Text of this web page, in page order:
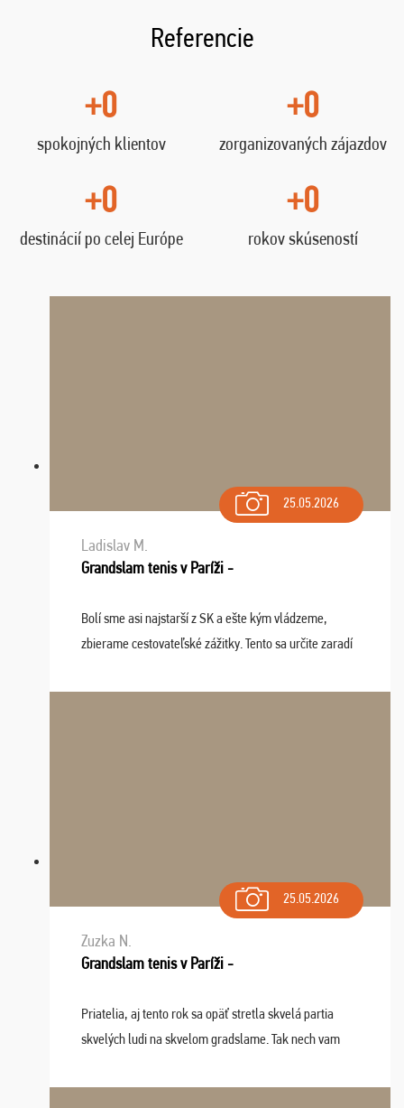
Referencie
+0
spokojných klientov
+0
zorganizovaných zájazdov
+0
destinácií po celej Európe
+0
rokov skúseností
25.05.2026
Ladislav M.
Grandslam tenis v Paríži -
Bolí sme asi najstarší z SK a ešte kým vládzeme,
zbierame cestovateľské zážitky. Tento sa určite zaradí
osudu - pohodový šefík Meďo, dobrá parti ...
25.05.2026
Zuzka N.
Grandslam tenis v Paríži -
Priatelia, aj tento rok sa opäť stretla skvelá partia
skvelých ludi na skvelom gradslame. Tak nech vam
sa na budúci rok. Prajem vam este veľa ta ...